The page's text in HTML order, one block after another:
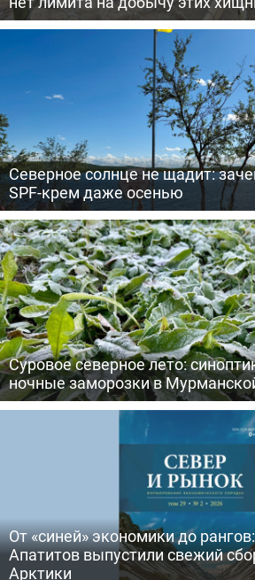
Северное солнце не щадит:
SPF-крем даже осенью
Суровое северное лето:
ночные заморозки в
От «синей» экономики до
Апатитов выпустили свежий
Арктики